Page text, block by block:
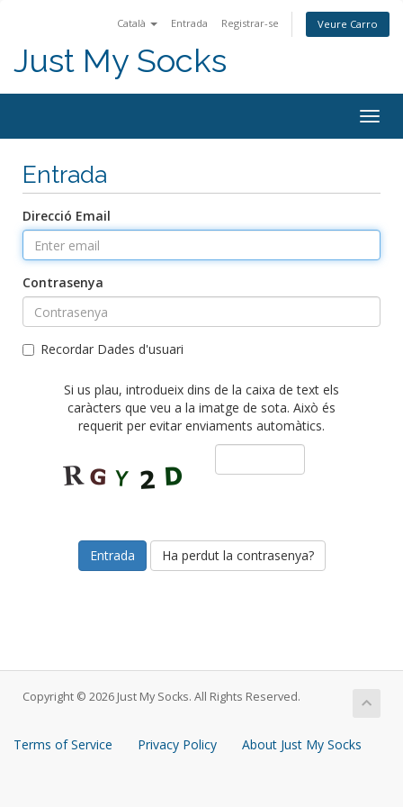
Català Entrada Registrar-se Veure Carro
Just My Socks
Entrada
Direcció Email
Contrasenya
Recordar Dades d'usuari
Si us plau, introdueix dins de la caixa de text els
caràcters que veu a la imatge de sota. Això és
requerit per evitar enviaments automàtics.
Ha perdut la contrasenya?
Copyright © 2026 Just My Socks. All Rights Reserved.
Terms of Service Privacy Policy About Just My Socks